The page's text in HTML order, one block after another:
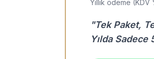
Yıllık ödeme
"Tek Paket,
Yılda Sadece